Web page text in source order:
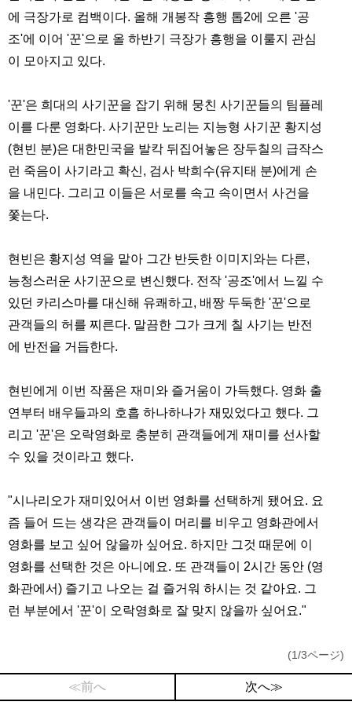
에 극장가로 컴백이다. 올해 개봉작 흥행 톱2에 오른 '공
조'에 이어 '꾼'으로 올 하반기 극장가 흥행을 이룰지 관심
이 모아지고 있다.
'꾼'은 희대의 사기꾼을 잡기 위해 뭉친 사기꾼들의 팀플레
이를 다룬 영화다. 사기꾼만 노리는 지능형 사기꾼 황지성
(현빈 분)은 대한민국을 발칵 뒤집어놓은 장두칠의 급작스
런 죽음이 사기라고 확신, 검사 박희수(유지태 분)에게 손
을 내민다. 그리고 이들은 서로를 속고 속이면서 사건을
쫓는다.
현빈은 황지성 역을 맡아 그간 반듯한 이미지와는 다른,
능청스러운 사기꾼으로 변신했다. 전작 '공조'에서 느낄 수
있던 카리스마를 대신해 유쾌하고, 배짱 두둑한 '꾼'으로
관객들의 허를 찌른다. 말끔한 그가 크게 칠 사기는 반전
에 반전을 거듭한다.
현빈에게 이번 작품은 재미와 즐거움이 가득했다. 영화 출
연부터 배우들과의 호흡 하나하나가 재밌었다고 했다. 그
리고 '꾼'은 오락영화로 충분히 관객들에게 재미를 선사할
수 있을 것이라고 했다.
"시나리오가 재미있어서 이번 영화를 선택하게 됐어요. 요
즘 들어 드는 생각은 관객들이 머리를 비우고 영화관에서
영화를 보고 싶어 않을까 싶어요. 하지만 그것 때문에 이
영화를 선택한 것은 아니에요. 또 관객들이 2시간 동안 (영
화관에서) 즐기고 나오는 걸 즐거워 하시는 것 같아요. 그
런 부분에서 '꾼'이 오락영화로 잘 맞지 않을까 싶어요."
(1/3ページ)
≪前へ 次へ≫